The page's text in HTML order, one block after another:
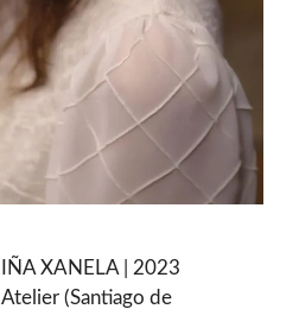
XANELA | 2023
(Santiago de